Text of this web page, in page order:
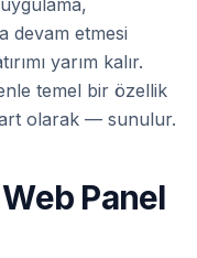
devam etmesi
yarım kalır.
temel bir özellik
olarak — sunulur.
Panel